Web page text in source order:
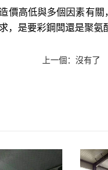
價高低與多個因素有
，是要彩鋼闆還是聚氨
上一個：沒有了